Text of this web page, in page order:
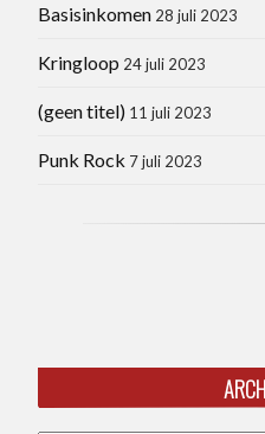
Basisinkomen 28 juli 2023
Kringloop 24 juli 2023
(geen titel) 11 juli 2023
Punk Rock 7 juli 2023